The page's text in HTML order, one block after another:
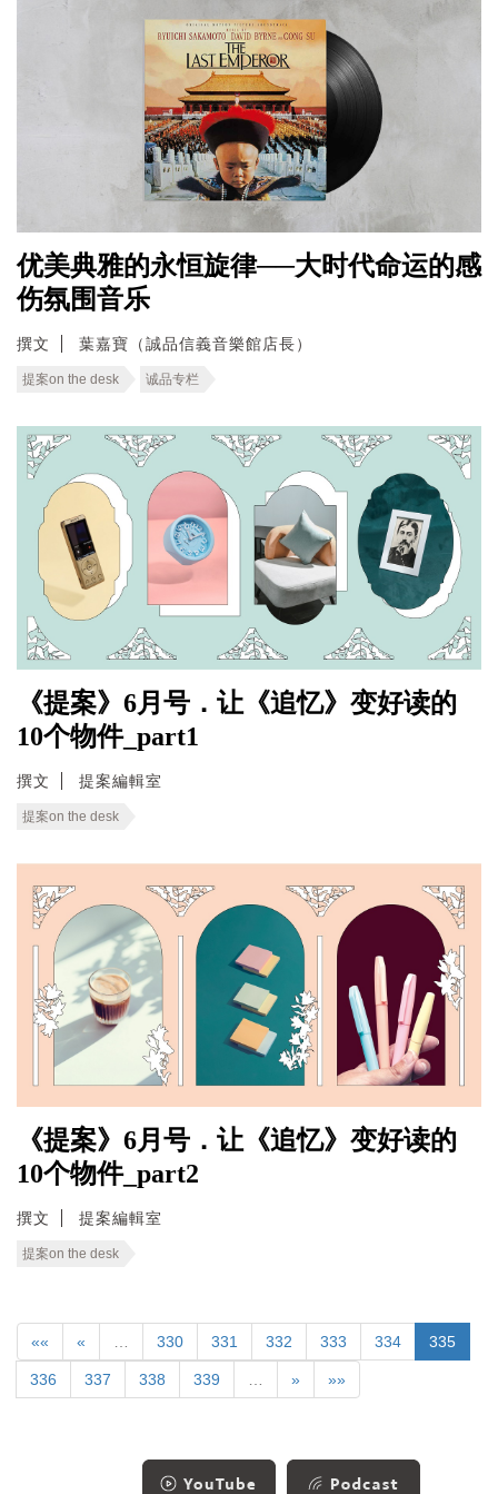
优美典雅的永恒旋律──大时代命运的感
伤氛围音乐
撰文 葉嘉寶（誠品信義音樂館店長）
提案on the desk 诚品专栏
《提案》6月号．让《追忆》变好读的
10个物件_part1
撰文 提案編輯室
提案on the desk
《提案》6月号．让《追忆》变好读的
10个物件_part2
撰文 提案編輯室
提案on the desk
«« « 330 331 332 333 334 335
336 337 338 339 » »»